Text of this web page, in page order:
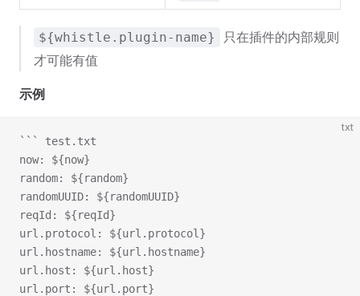
${whistle.plugin-name}
只在插件的内部规则
才可能有值
示例
txt
``` test.txt
now: ${now}
random: ${random}
randomUUID: ${randomUUID}
reqId: ${reqId}
url.protocol: ${url.protocol}
url.hostname: ${url.hostname}
url.host: ${url.host}
url.port: ${url.port}